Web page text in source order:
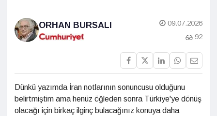
ORHAN BURSALI
09.07.2026
92
Dünkü yazımda İran notlarının sonuncusu olduğunu
belirtmiştim ama henüz öğleden sonra Türkiye'ye dönüş
olacağı için birkaç ilginç bulacağınız konuya daha